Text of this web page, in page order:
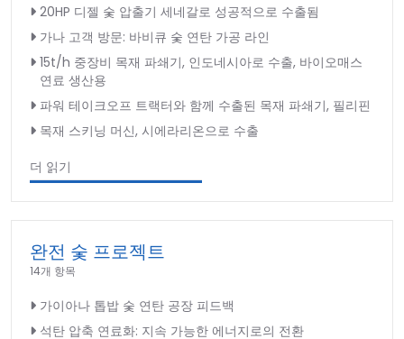
20HP 디젤 숯 압출기 세네갈로 성공적으로 수출됨
가나 고객 방문: 바비큐 숯 연탄 가공 라인
15t/h 중장비 목재 파쇄기, 인도네시아로 수출, 바이오매스
연료 생산용
파워 테이크오프 트랙터와 함께 수출된 목재 파쇄기, 필리핀
목재 스키닝 머신, 시에라리온으로 수출
더 읽기
완전 숯 프로젝트
14개 항목
가이아나 톱밥 숯 연탄 공장 피드백
석탄 압축 연료화: 지속 가능한 에너지로의 전환